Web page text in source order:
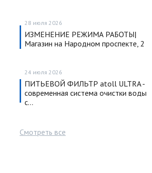
28 июля 2026
ИЗМЕНЕНИЕ РЕЖИМА РАБОТЫ|
Магазин на Народном проспекте, 2
24 июля 2026
ПИТЬЕВОЙ ФИЛЬТР atoll ULTRA -
современная система очистки воды
с…
Смотреть все